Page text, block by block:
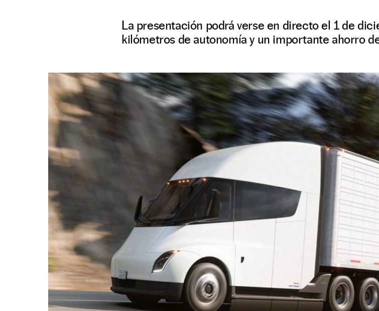
La presentación podrá verse en directo el 1 de
kilómetros de autonomía y un importante ahorro